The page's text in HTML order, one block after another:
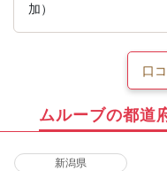
加）
口
ムルーブの都道
新潟県